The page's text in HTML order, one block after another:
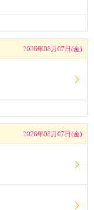
2026年08月07日(金)
2026年08月07日(金)